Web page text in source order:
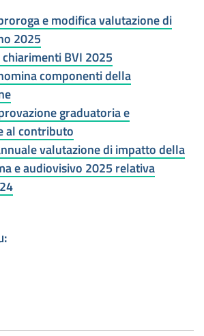
e modifica valutazione di
2025
chiarimenti BVI 2025
componenti della
graduatoria e
al contributo
valutazione di impatto della
e audiovisivo 2025 relativa